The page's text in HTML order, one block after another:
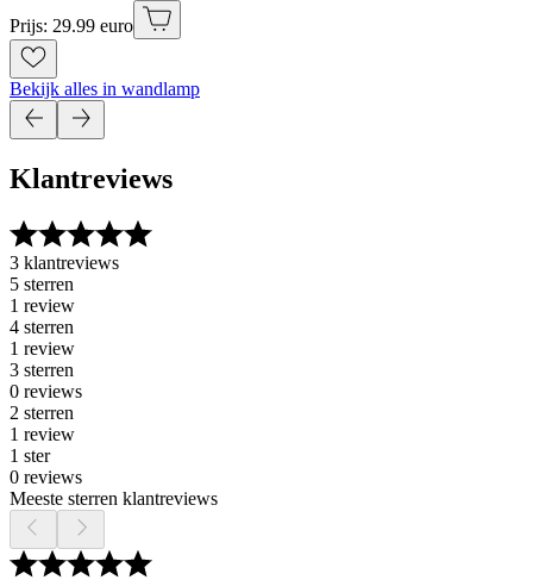
Prijs: 29.99 euro
Bekijk alles in wandlamp
Klantreviews
3 klantreviews
5 sterren
1 review
4 sterren
1 review
3 sterren
0 reviews
2 sterren
1 review
1 ster
0 reviews
Meeste sterren klantreviews